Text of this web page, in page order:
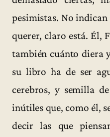
pesimistas. No indican
querer, claro está. Él,
también cuánto diera
su libro ha de ser
cerebros, y semilla
inútiles que, como él,
decir las que